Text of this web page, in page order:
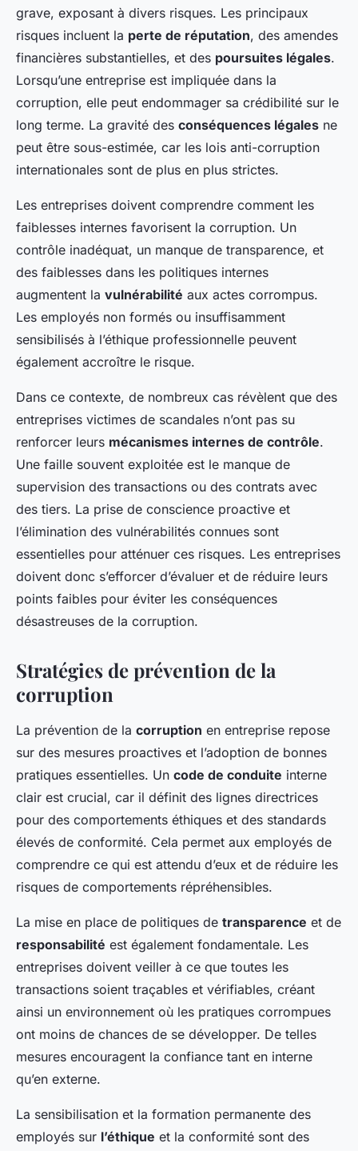
grave, exposant à divers risques. Les principaux
risques incluent la perte de réputation, des amendes
financières substantielles, et des poursuites légales.
Lorsqu’une entreprise est impliquée dans la
corruption, elle peut endommager sa crédibilité sur le
long terme. La gravité des conséquences légales ne
peut être sous-estimée, car les lois anti-corruption
internationales sont de plus en plus strictes.
Les entreprises doivent comprendre comment les
faiblesses internes favorisent la corruption. Un
contrôle inadéquat, un manque de transparence, et
des faiblesses dans les politiques internes
augmentent la vulnérabilité aux actes corrompus.
Les employés non formés ou insuffisamment
sensibilisés à l’éthique professionnelle peuvent
également accroître le risque.
Dans ce contexte, de nombreux cas révèlent que des
entreprises victimes de scandales n’ont pas su
renforcer leurs mécanismes internes de contrôle.
Une faille souvent exploitée est le manque de
supervision des transactions ou des contrats avec
des tiers. La prise de conscience proactive et
l’élimination des vulnérabilités connues sont
essentielles pour atténuer ces risques. Les entreprises
doivent donc s’efforcer d’évaluer et de réduire leurs
points faibles pour éviter les conséquences
désastreuses de la corruption.
Stratégies de prévention de la
corruption
La prévention de la corruption en entreprise repose
sur des mesures proactives et l’adoption de bonnes
pratiques essentielles. Un code de conduite interne
clair est crucial, car il définit des lignes directrices
pour des comportements éthiques et des standards
élevés de conformité. Cela permet aux employés de
comprendre ce qui est attendu d’eux et de réduire les
risques de comportements répréhensibles.
La mise en place de politiques de transparence et de
responsabilité est également fondamentale. Les
entreprises doivent veiller à ce que toutes les
transactions soient traçables et vérifiables, créant
ainsi un environnement où les pratiques corrompues
ont moins de chances de se développer. De telles
mesures encouragent la confiance tant en interne
qu’en externe.
La sensibilisation et la formation permanente des
employés sur l’éthique et la conformité sont des